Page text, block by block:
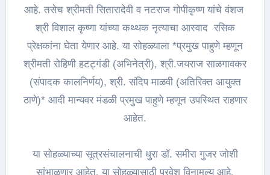
आहे. तसेच श्रीमती सितारादेवी व नटराज गोपीकृष्ण यांचे वंशज
श्री विशाल कृष्णा यांच्या कथ्थक नृत्याचा आस्वाद रसिक
प्रेक्षकांना घेता येणार आहे. या सोहळ्याला *प्रमुख पाहुणे म्हणून
श्रीमती रोहिणी हटट्गंडी (अभिनेत्री), श्री.जयराज साळगावकर
(संपादक कालनिर्णय), श्री. संदिप माळवी (अतिरिक्त आयुक्त
ठाणे)* आदी मान्यवर मंडळी प्रमुख पाहुणे म्हणून उपस्थित राहणार
आहेत.
या सोहळ्याच्या सूत्रसंचालनाची धुरा डॉ. समीरा गुजर जोशी
सांभाळणार आहेत. या सोहळ्यासाठी प्रवेश विनामूल्य आहे.